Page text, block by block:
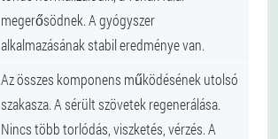
megerősödnek. A gyógyszer
alkalmazásának stabil eredménye van.
Az összes komponens működésének utolsó
szakasza. A sérült szövetek regenerálása.
Nincs több torlódás, viszketés, vérzés. A